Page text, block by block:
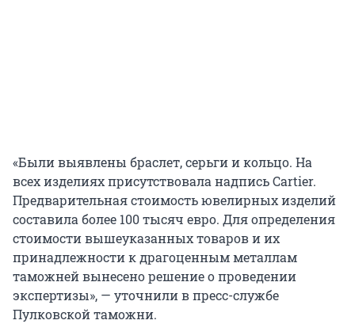
«Были выявлены браслет, серьги и кольцо. На
всех изделиях присутствовала надпись Cartier.
Предварительная стоимость ювелирных изделий
составила более 100 тысяч евро. Для определения
стоимости вышеуказанных товаров и их
принадлежности к драгоценным металлам
таможней вынесено решение о проведении
экспертизы», — уточнили в пресс-службе
Пулковской таможни.